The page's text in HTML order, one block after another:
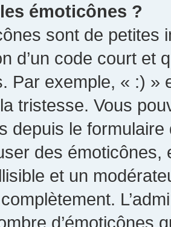
émoticônes ?
sont de petites
d’un code court et
Par exemple, « :) »
tristesse. Vous
depuis le
des
et un
d’émoticônes